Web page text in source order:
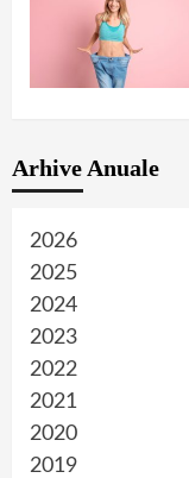
Arhive Anuale
2026
2025
2024
2023
2022
2021
2020
2019